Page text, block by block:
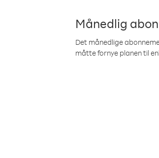
Månedlig
Det månedlige
måtte fornye planen til